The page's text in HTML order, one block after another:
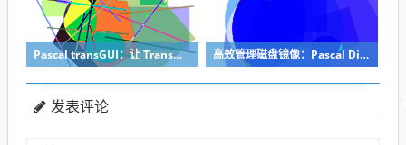
Pascal transGUI：让 Transmission 远程控制变得简单且轻量 高效管理磁盘镜像：Pascal DiscImageManager 深度解析与实操指南
发表评论